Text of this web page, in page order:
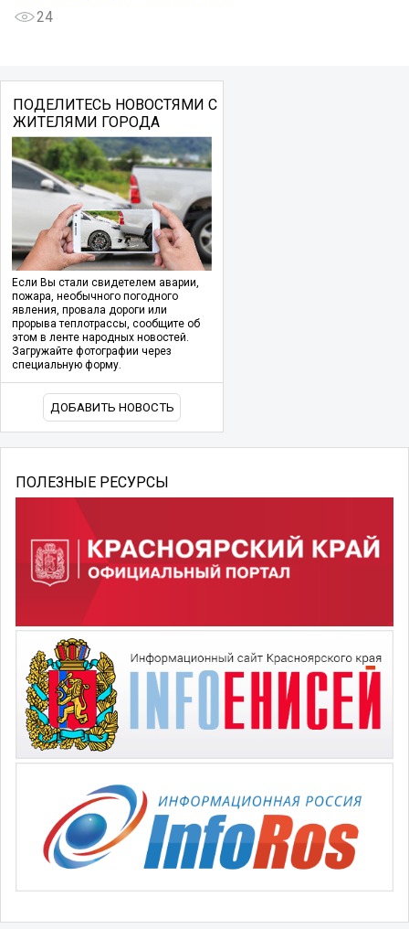
24
ПОДЕЛИТЕСЬ НОВОСТЯМИ С
ЖИТЕЛЯМИ ГОРОДА
Если Вы стали свидетелем аварии,
пожара, необычного погодного
явления, провала дороги или
прорыва теплотрассы, сообщите об
этом в ленте народных новостей.
Загружайте фотографии через
специальную форму.
ДОБАВИТЬ НОВОСТЬ
ПОЛЕЗНЫЕ РЕСУРСЫ